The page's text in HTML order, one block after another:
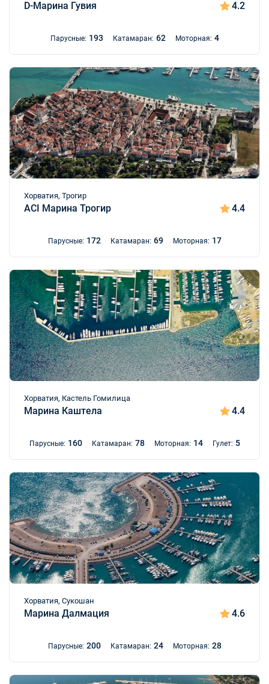
D-Марина Гувия 4.2
Парусные: 193 Катамаран: 62 Моторная: 4
Хорватия, Трогир
ACI Марина Трогир 4.4
Парусные: 172 Катамаран: 69 Моторная: 17
Хорватия, Кастель Гомилица
Марина Каштела 4.4
Парусные: 160 Катамаран: 78 Моторная: 14 Гулет: 5
Хорватия, Сукошан
Марина Далмация 4.6
Парусные: 200 Катамаран: 24 Моторная: 28